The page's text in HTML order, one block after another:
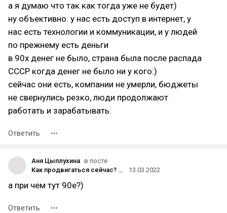
а я думаю что так как тогда уже не будет)
ну объективно: у нас есть доступ в интернет, у
нас есть технологии и коммуникации, и у людей
по прежнему есть деньги
в 90х денег не было, страна была после распада
СССР когда денег не было ни у кого:)
сейчас они есть, компании не умерли, бюджеты
не свернулись резко, люди продолжают
работать и зарабатывать.
Ответить
Аня Цыплухина в посте
Как продвигаться сейчас? Инстаграм закрывают, ТикТок уже закрыт, на очереди Ютуб…
13.03.2022
а при чем тут 90е?)
Ответить